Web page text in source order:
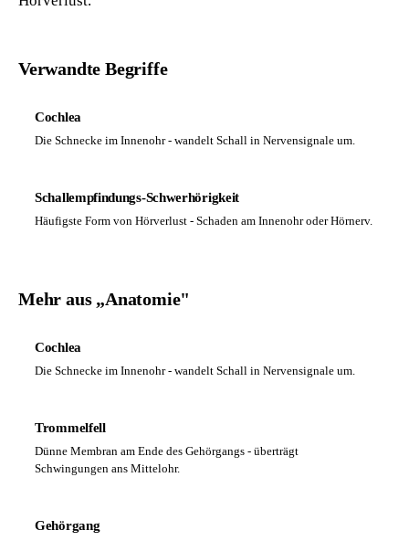
Verwandte Begriffe
Cochlea
Die Schnecke im Innenohr - wandelt Schall in Nervensignale um.
Schallempfindungs-Schwerhörigkeit
Häufigste Form von Hörverlust - Schaden am Innenohr oder Hörnerv.
Mehr aus „Anatomie"
Cochlea
Die Schnecke im Innenohr - wandelt Schall in Nervensignale um.
Trommelfell
Dünne Membran am Ende des Gehörgangs - überträgt
Schwingungen ans Mittelohr.
Gehörgang